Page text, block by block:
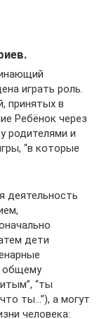
играть роль.
принятых в
Ребёнок через
родителями и
“в которые
деятельность
дети
общему
“ты
ты…”), а могут
человека: